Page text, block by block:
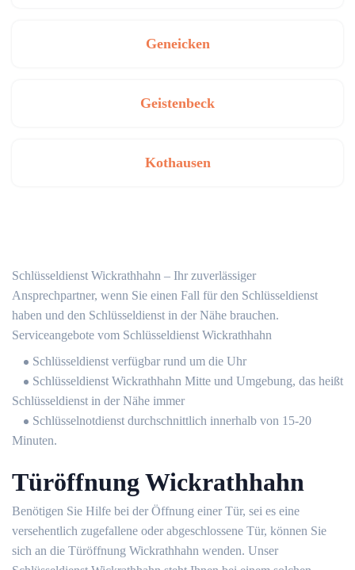
Geneicken
Geistenbeck
Kothausen
Schlüsseldienst Wickrathhahn – Ihr zuverlässiger
Ansprechpartner, wenn Sie einen Fall für den Schlüsseldienst
haben und den Schlüsseldienst in der Nähe brauchen.
Serviceangebote vom Schlüsseldienst Wickrathhahn
Schlüsseldienst verfügbar rund um die Uhr
Schlüsseldienst Wickrathhahn Mitte und Umgebung, das heißt
Schlüsseldienst in der Nähe immer
Schlüsselnotdienst durchschnittlich innerhalb von 15-20
Minuten.
Türöffnung Wickrathhahn
Benötigen Sie Hilfe bei der Öffnung einer Tür, sei es eine
versehentlich zugefallene oder abgeschlossene Tür, können Sie
sich an die Türöffnung Wickrathhahn wenden. Unser